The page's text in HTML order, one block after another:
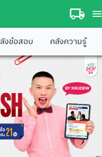
งข้อสอบ คลังความรู้